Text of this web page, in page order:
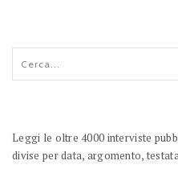
Leggi le oltre 4000 interviste
divise per data, argomento,